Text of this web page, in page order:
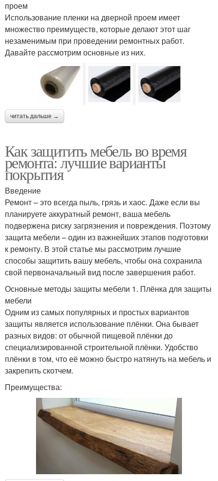
проем
Использование пленки на дверной проем имеет
множество преимуществ, которые делают этот шаг
незаменимым при проведении ремонтных работ.
Давайте рассмотрим основные из них.
читать дальше →
Как защитить мебель во время
ремонта: лучшие варианты
покрытия
Введение
Ремонт – это всегда пыль, грязь и хаос. Даже если вы
планируете аккуратный ремонт, ваша мебель
подвержена риску загрязнения и повреждения. Поэтому
защита мебели – один из важнейших этапов подготовки
к ремонту. В этой статье мы рассмотрим лучшие
способы защитить вашу мебель, чтобы она сохранила
свой первоначальный вид после завершения работ.
Основные методы защиты мебели 1. Плёнка для защиты
мебели
Одним из самых популярных и простых вариантов
защиты является использование плёнки. Она бывает
разных видов: от обычной пищевой плёнки до
специализированной строительной плёнки. Удобство
плёнки в том, что её можно быстро натянуть на мебель и
закрепить скотчем.
Преимущества: